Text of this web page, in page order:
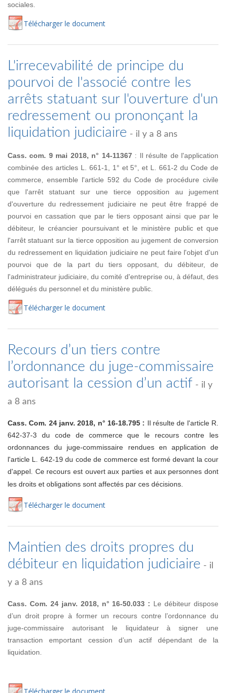
sociales.
Télécharger le document
L'irrecevabilité de principe du
pourvoi de l'associé contre les
arrêts statuant sur l'ouverture d'un
redressement ou prononçant la
liquidation judiciaire - il y a 8 ans
Cass. com. 9 mai 2018, n° 14-11367 : Il résulte de l'application
combinée des articles L. 661-1, 1° et 5°, et L. 661-2 du Code de
commerce, ensemble l'article 592 du Code de procédure civile
que l'arrêt statuant sur une tierce opposition au jugement
d'ouverture du redressement judiciaire ne peut être frappé de
pourvoi en cassation que par le tiers opposant ainsi que par le
débiteur, le créancier poursuivant et le ministère public et que
l'arrêt statuant sur la tierce opposition au jugement de conversion
du redressement en liquidation judiciaire ne peut faire l'objet d'un
pourvoi que de la part du tiers opposant, du débiteur, de
l'administrateur judiciaire, du comité d'entreprise ou, à défaut, des
délégués du personnel et du ministère public.
Télécharger le document
Recours d’un tiers contre
l’ordonnance du juge-commissaire
autorisant la cession d’un actif - il y
a 8 ans
Cass. Com. 24 janv. 2018, n° 16-18.795 : Il résulte de l'article R.
642-37-3 du code de commerce que le recours contre les
ordonnances du juge-commissaire rendues en application de
l'article L. 642-19 du code de commerce est formé devant la cour
d'appel. Ce recours est ouvert aux parties et aux personnes dont
les droits et obligations sont affectés par ces décisions.
Télécharger le document
Maintien des droits propres du
débiteur en liquidation judiciaire - il
y a 8 ans
Cass. Com. 24 janv. 2018, n° 16-50.033 : Le débiteur dispose
d’un droit propre à former un recours contre l’ordonnance du
juge-commissaire autorisant le liquidateur à signer une
transaction emportant cession d’un actif dépendant de la
liquidation.